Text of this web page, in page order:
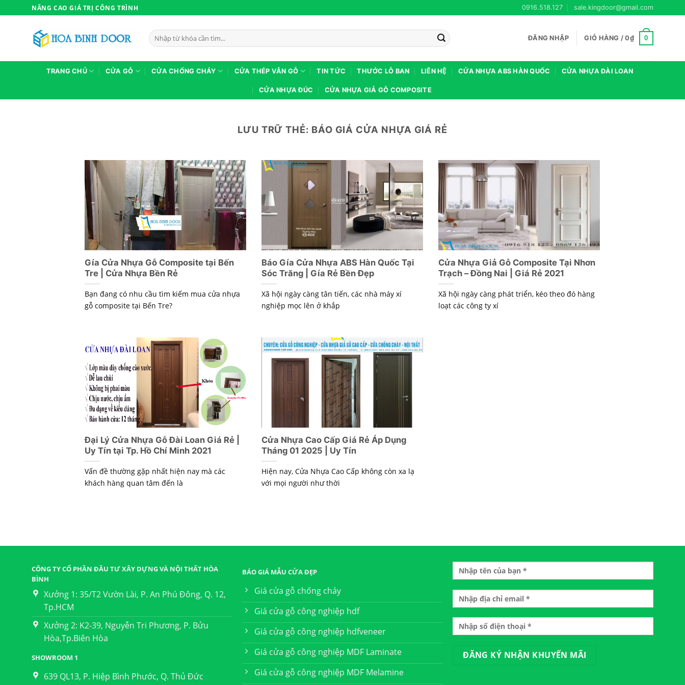
qua
NÂNG CAO GIÁ TRỊ CÔNG TRÌNH 0916.518.127 sale.kingdoor@gmail.com
Tìm
kiếm:
ĐĂNG NHẬP GIỎ HÀNG /0₫ 0
TRANG CHỦ CỬA GỖ CỬA CHỐNG CHÁY CỬA THÉP VÂN GỖ TIN TỨC THƯỚC LỖ BAN LIÊN HỆ CỬA NHỰA ABS HÀN QUỐC CỬA NHỰA ĐÀI LOAN
CỬA NHỰA ĐÚC CỬA NHỰA GIẢ GỖ COMPOSITE
LƯU TRỮ THẺ: BÁO GIÁ CỬA NHỰA GIÁ RẺ
Gía Cửa Nhựa Gỗ Composite tại Bến
Tre | Cửa Nhựa Bền Rẻ
Bạn đang có nhu cầu tìm kiếm mua cửa nhựa
gỗ composite tại Bến Tre?
Báo Gía Cửa Nhựa ABS Hàn Quốc Tại
Sóc Trăng | Gía Rẻ Bền Đẹp
Xã hội ngày càng tân tiến, các nhà máy xí
nghiệp mọc lên ở khắp
Cửa Nhựa Giả Gỗ Composite Tại Nhơn
Trạch – Đồng Nai | Giá Rẻ 2021
Xã hội ngày càng phát triển, kéo theo đó hàng
loạt các công ty xí
Đại Lý Cửa Nhựa Gỗ Đài Loan Giá Rẻ |
Uy Tín tại Tp. Hồ Chí Minh 2021
Vấn đề thường gặp nhất hiện nay mà các
khách hàng quan tâm đến là
Cửa Nhựa Cao Cấp Giá Rẻ Áp Dụng
Tháng 01 2025 | Uy Tín
Hiện nay, Cửa Nhựa Cao Cấp không còn xa lạ
với mọi người như thời
CÔNG TY CỔ PHẦN ĐẦU TƯ XÂY DỰNG VÀ NỘI THẤT HÒA
BÌNH
Xưởng 1: 35/T2 Vườn Lài, P. An Phú Đông, Q. 12,
Tp.HCM
Xưởng 2: K2-39, Nguyễn Tri Phương, P. Bửu
Hòa,Tp.Biên Hòa
SHOWROOM 1
639 QL13, P. Hiệp Bình Phước, Q. Thủ Đức
BÁO GIÁ MẪU CỬA ĐẸP
Giá cửa gỗ chống cháy
Giá cửa gỗ công nghiệp hdf
Giá cửa gỗ công nghiệp hdfveneer
Giá cửa gỗ công nghiệp MDF Laminate
Giá cửa gỗ công nghiệp MDF Melamine